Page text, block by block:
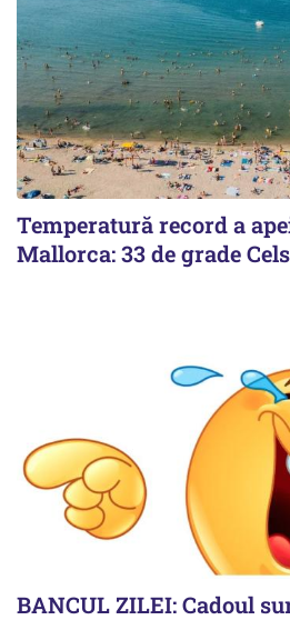
Temperatură record a
Mallorca: 33 de grade
BANCUL ZILEI: Cadoul